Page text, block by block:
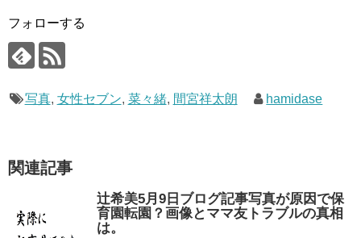
フォローする
写真, 女性セブン, 菜々緒, 間宮祥太朗 hamidase
関連記事
辻希美5月9日ブログ記事写真が原因で保
育園転園？画像とママ友トラブルの真相
は。